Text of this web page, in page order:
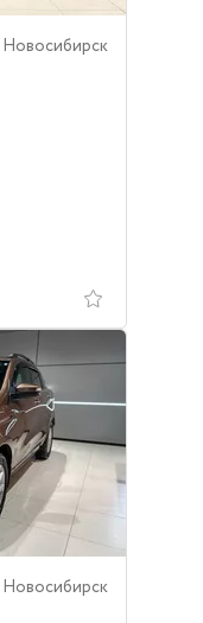
Новосибирск
Новосибирск